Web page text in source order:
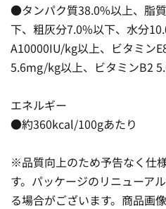
●タンパク質38.0%以上、脂
下、粗灰分7.0%以下、水分
A10000IU/kg以上、ビタミン
5.6mg/kg以上、ビタミンB2
エネルギー
●約360kcal/100gあたり
※品質向上のため予告なく仕
す。パッケージのリニューア
る場合がございます。商品画